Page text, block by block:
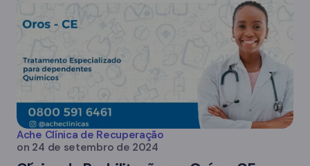
Ache Clínica de Recuperação
on 24 de setembro de 2024